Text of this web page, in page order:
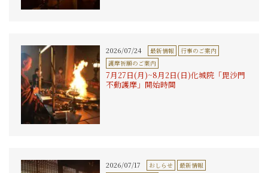
2026/07/24 最新情報
行事のご案内
護摩祈願のご案内
7月27日(月)~8月2日(日)化城院「毘沙門
不動護摩」開始時間
2026/07/17 おしらせ
最新情報